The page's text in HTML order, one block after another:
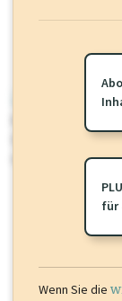
wirtschaft.at
Sie momentan
oder loggen Sie
für
Wenn Sie die